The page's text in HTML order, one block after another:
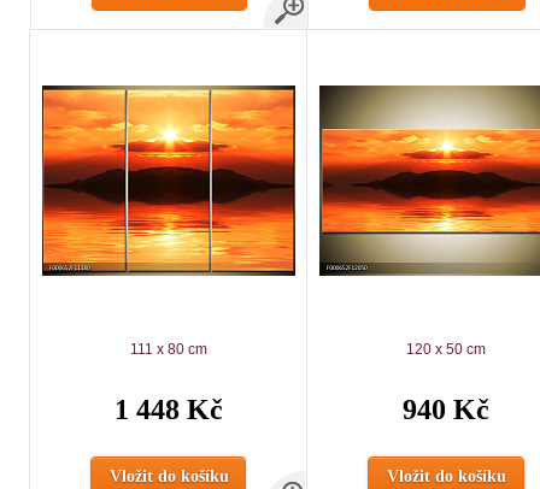
111 x 80 cm
1 448 Kč
Vložit do košíku
120 x 50 cm
940 Kč
Vložit do košíku